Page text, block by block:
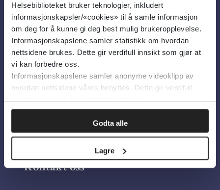
Helsebiblioteket bruker teknologier, inkludert
informasjonskapsler/«cookies» til å samle informasjon
om deg for å kunne gi deg best mulig brukeropplevelse.
Informasjonskapslene samler statistikk om hvordan
nettsidene brukes. Dette gir verdifull innsikt som gjør at
vi kan forbedre oss.
Informasjonskapslene samler anonyme videoklipp av
hvordan nettsidene våres benyttes. Dette gir verdifull
innsikt som gjør at vi kan forbedre oss.
Godta alle
Lagre
Om oss
Om Helsebiblioteket
Personvern og informasjonskapsler
Tilgjengelighetserklæring
Information in English
Bilder fra Colourbox.com
Kontakt oss